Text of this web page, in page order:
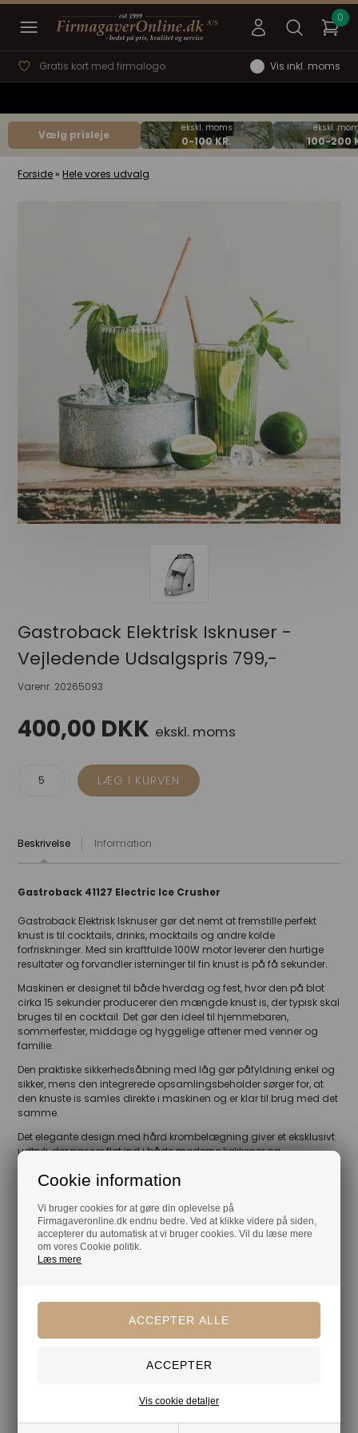
Cookie information
Vi bruger cookies for at gøre din oplevelse på
Firmagaveronline.dk endnu bedre. Ved at klikke videre på siden,
accepterer du automatisk at vi bruger cookies. Vil du læse mere
om vores Cookie politik.
Læs mere
Vis cookie detaljer
Gratis kort med firmalogo Vis inkl. moms
Vælg prisleje
Forside » Hele vores udvalg
Gastroback Elektrisk Isknuser -
Vejledende Udsalgspris 799,-
Varenr. 20265093
400,00 DKK ekskl. moms
Beskrivelse Information
Gastroback 41127 Electric Ice Crusher
Gastroback Elektrisk Isknuser gør det nemt at fremstille perfekt
knust is til cocktails, drinks, mocktails og andre kolde
forfriskninger. Med sin kraftfulde 100W motor leverer den hurtige
resultater og forvandler isterninger til fin knust is på få sekunder.
Maskinen er designet til både hverdag og fest, hvor den på blot
cirka 15 sekunder producerer den mængde knust is, der typisk skal
bruges til en cocktail. Det gør den ideel til hjemmebaren,
sommerfester, middage og hyggelige aftener med venner og
familie.
Den praktiske sikkerhedsåbning med låg gør påfyldning enkel og
sikker, mens den integrerede opsamlingsbeholder sørger for, at
den knuste is samles direkte i maskinen og er klar til brug med det
samme.
Det elegante design med hård krombelægning giver et eksklusivt
udtryk, der passer flot ind i både moderne køkkener og
Din tryghed
Lagerførende
Hurtig levering